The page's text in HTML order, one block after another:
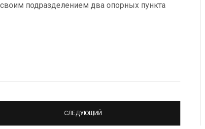
подразделением два опорных пункта
СЛЕДУЮЩИЙ